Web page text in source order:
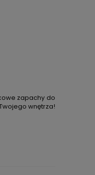
zapachy do
wnętrza!